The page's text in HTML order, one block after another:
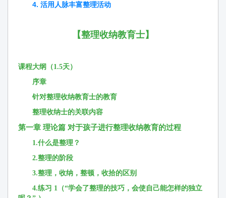
4. 活用人脉丰富整理活动
【整理收纳教育士】
课程大纲（1.5天）
序章
针对整理收纳教育士的教育
整理收纳士的关联内容
第一章 理论篇 对于孩子进行整理收纳教育的过程
1.什么是整理？
2.整理的阶段
3.整理，收纳，整顿，收拾的区别
4.练习 1（“学会了整理的技巧，会使自己能怎样的独立